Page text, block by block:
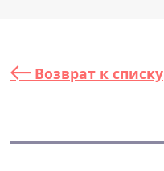
Возврат к списку